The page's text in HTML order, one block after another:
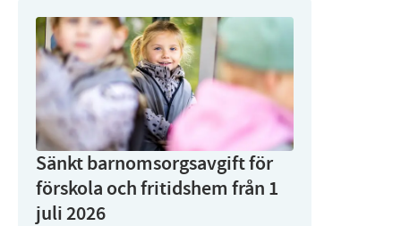
Sänkt barnomsorgsavgift för
förskola och fritidshem från 1
juli 2026